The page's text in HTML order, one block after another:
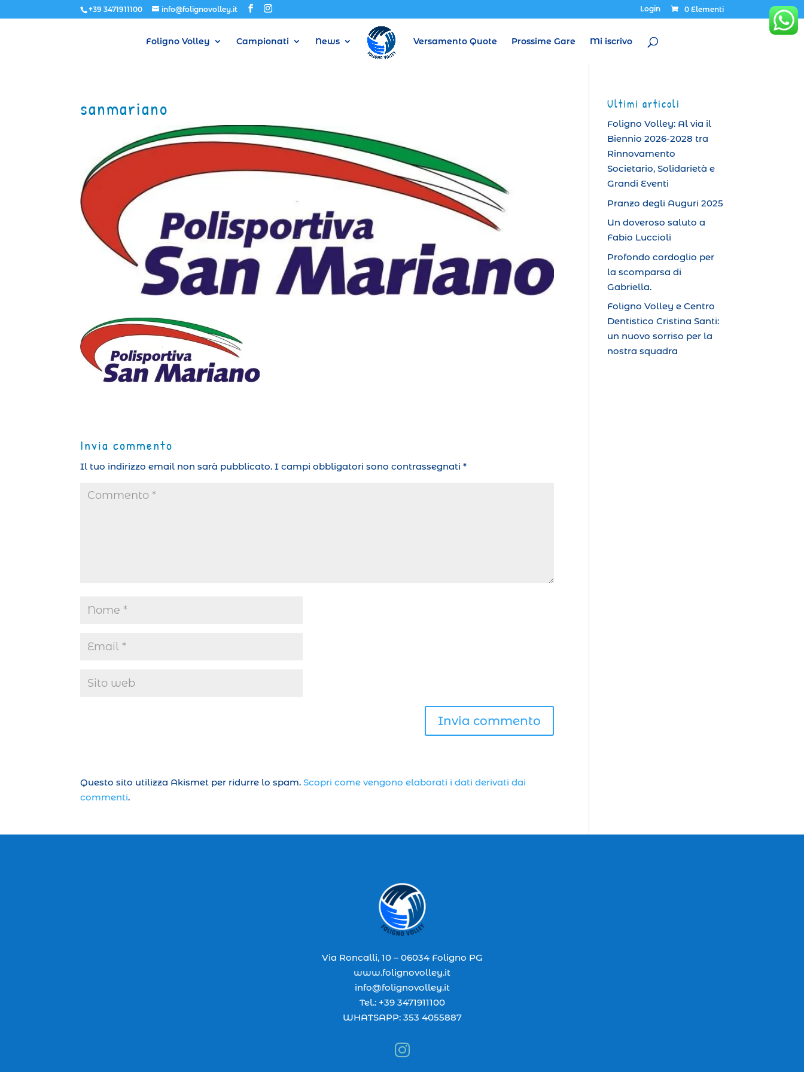
+39 3471911100 info@folignovolley.it Login 0 Elementi
Foligno Volley Campionati News Versamento Quote Prossime Gare Mi iscrivo
sanmariano
Invia commento
Il tuo indirizzo email non sarà pubblicato. I campi obbligatori sono contrassegnati*
Questo sito utilizza Akismet per ridurre lo spam.Scopri come vengono elaborati i dati derivati dai
commenti.
Ultimi articoli
Foligno Volley: Al via il
Biennio 2026-2028 tra
Rinnovamento
Societario, Solidarietà e
Grandi Eventi
Pranzo degli Auguri 2025
Un doveroso saluto a
Fabio Luccioli
Profondo cordoglio per
la scomparsa di
Gabriella.
Foligno Volley e Centro
Dentistico Cristina Santi:
un nuovo sorriso per la
nostra squadra
Via Roncalli, 10 – 06034 Foligno PG
www.folignovolley.it
info@folignovolley.it
Tel.: +39 3471911100
WHATSAPP: 353 4055887
